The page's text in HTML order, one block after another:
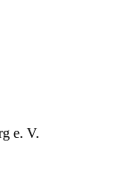
e. V.